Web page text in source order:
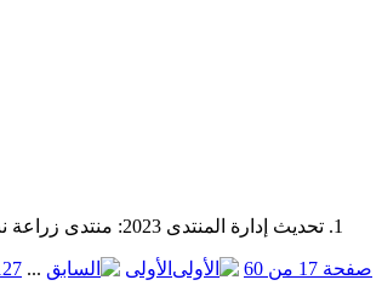
تحديث إدارة المنتدى 2023: منتدى زراعة نت مفتوح حاليا للقراءة فقط، ولا يقبل مشاركات جديدة. يمكنكم استخدام الشريط الظاهر أعلاه للبحث في كافة مواضيع المدوّنة والمنتدى.
صفحة 17 من 60 الأولى ...
27